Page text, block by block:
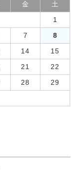
金 土
1
7 8
14 15
21 22
28 29